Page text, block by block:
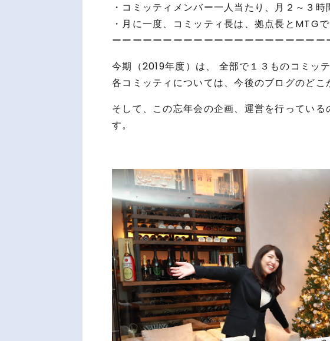
・コミッティメンバー一人当たり、月２～３時
・月に一度、コミッティ長は、拠点長とMTG
ーーーーーーーーーーーーーーーーーーーー
今期（2019年度）は、 全部で１３ものコミッ
各コミッティについては、今後のブログのどこ
そして、この忘年会の企画、運営を行ってい
す。